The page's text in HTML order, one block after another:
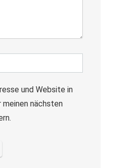
und Website in
nächsten